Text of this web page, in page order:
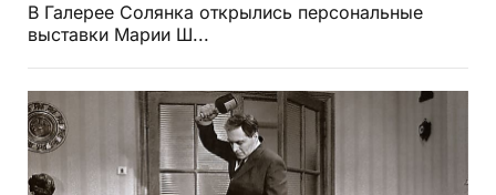
В Галерее Солянка открылись персональные
выставки Марии Ш...